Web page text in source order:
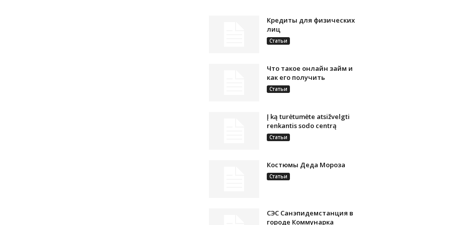
Кредиты для физических
лиц
Статьи
Что такое онлайн займ и
как его получить
Статьи
Į ką turėtumėte atsižvelgti
renkantis sodo centrą
Статьи
Костюмы Деда Мороза
Статьи
СЭС Санэпидемстанция в
городе Коммунарка